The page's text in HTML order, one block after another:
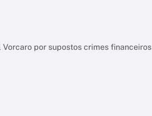
por supostos crimes financeiros